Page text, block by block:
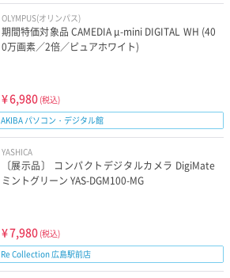
OLYMPUS(オリンパス)
期間特価対象品 CAMEDIA μ-mini DIGITAL WH (40
0万画素／2倍／ピュアホワイト)
¥6,980 (税込)
AKIBA パソコン・デジタル館
YASHICA
〔展示品〕 コンパクトデジタルカメラ DigiMate
ミントグリーン YAS-DGM100-MG
¥7,980 (税込)
Re Collection 広島駅前店